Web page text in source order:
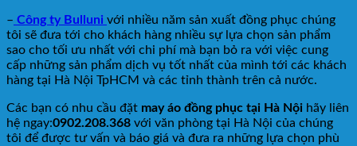
– Công ty Bulluni với nhiều năm sản xuất đồng phục chúng
tôi sẽ đưa tới cho khách hàng nhiều sự lựa chọn sản phẩm
sao cho tối ưu nhất với chi phí mà bạn bỏ ra với việc cung
cấp những sản phẩm dịch vụ tốt nhất của mình tới các khách
hàng tại Hà Nội TpHCM và các tỉnh thành trên cả nước.
Các bạn có nhu cầu đặt may áo đồng phục tại Hà Nội hãy liên
hệ ngay:0902.208.368 với văn phòng tại Hà Nội của chúng
tôi để được tư vấn và báo giá và đưa ra những lựa chọn phù